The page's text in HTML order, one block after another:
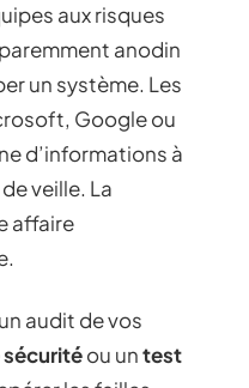
aux risques
anodin
un système. Les
Google ou
d’informations à
veille. La
affaire
audit de vos
ou untest